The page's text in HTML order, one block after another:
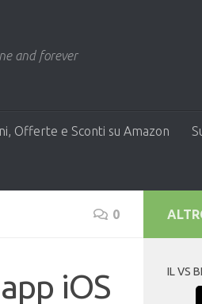
and forever
Offerte e Sconti su Amazon
0
iOS IL VS